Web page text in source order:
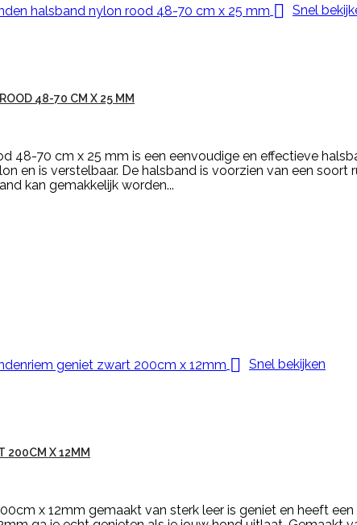
 Snel
48-70 CM X 25 MM
48-70 cm x 25 mm is een eenvoudige en effectieve
en is verstelbaar. De halsband is voorzien van een
kan gemakkelijk worden...
 Snel bekijken
200CM X 12MM
x 12mm gemaakt van sterk leer is geniet en heeft